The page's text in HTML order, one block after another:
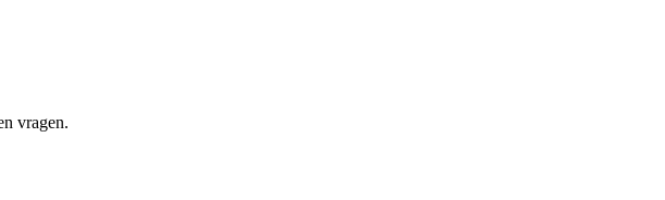
vragen.